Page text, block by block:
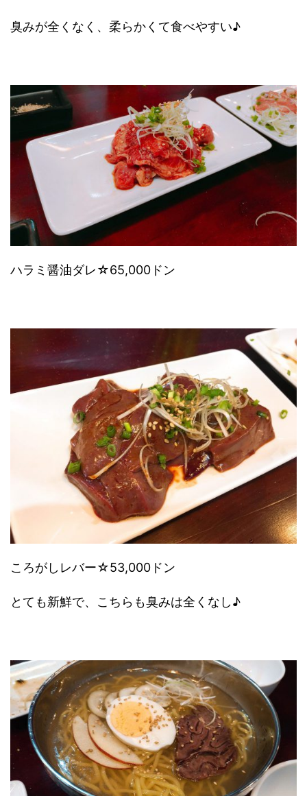
臭みが全くなく、柔らかくて食べやすい♪
ハラミ醤油ダレ☆65,000ドン
ころがしレバー☆53,000ドン
とても新鮮で、こちらも臭みは全くなし♪